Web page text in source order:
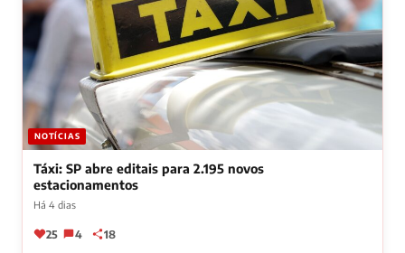
NOTÍCIAS
Táxi: SP abre editais para 2.195 novos
estacionamentos
Há 4 dias
25 4 18